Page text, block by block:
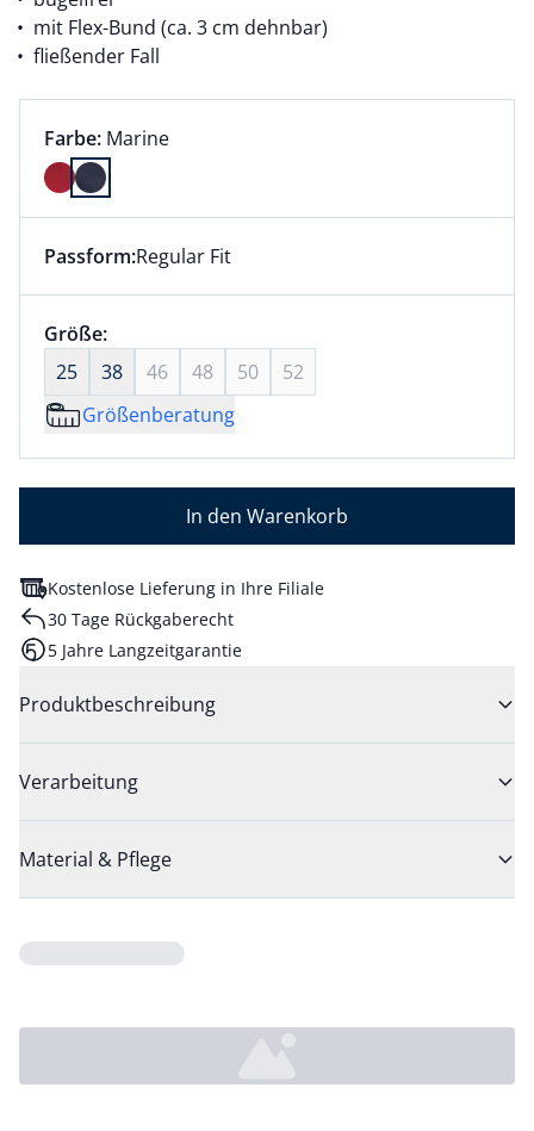
mit Flex-Bund (ca. 3 cm dehnbar)
fließender Fall
Farbauswahl:
Farbe: aktuell ausgewählt:
Marine
Farbe Marine ausgewählt
Dieser Artikel hat die Passform Regular Fit. für
Passform:Regular Fit
Größenauswahl:
Größe:nichts ausgewählt
25
38 46 48 50
52
Größenberatung
In den Warenkorb
Kostenlose Lieferung in Ihre Filiale
30 Tage Rückgaberecht
5 Jahre Langzeitgarantie
Produktbeschreibung
Verarbeitung
Material & Pflege